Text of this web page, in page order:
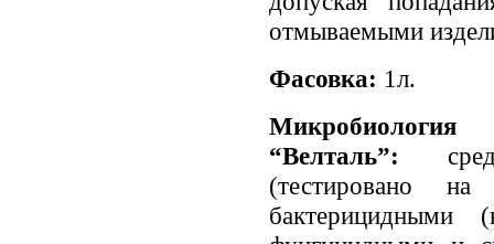
отмываемыми
Фасовка: 1л.
“Велталь”:
(тестировано
бактерицидными